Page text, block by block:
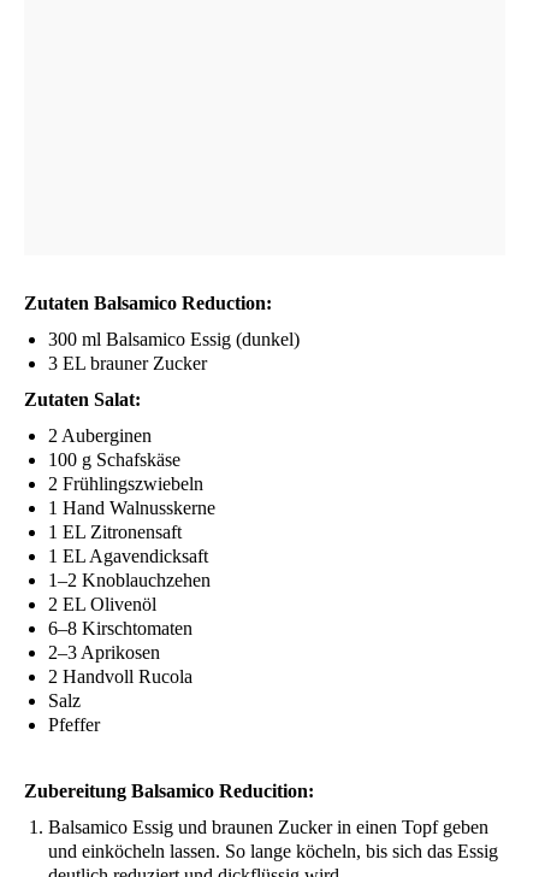
Zuta­ten Bal­sa­mi­co Reduction:
300 ml Bal­sa­mi­co Essig (dun­kel)
3 EL brau­ner Zucker
Zuta­ten Salat:
2 Auber­gi­nen
100 g Schafskäse
2 Früh­lings­zwie­beln
1 Hand Walnusskerne
1 EL Zitronensaft
1 EL Agavendicksaft
1–2 Knob­lauch­ze­hen
2 EL Olivenöl
6–8 Kirsch­to­ma­ten
2–3 Apri­ko­sen
2 Hand­voll Rucola
Salz
Pfef­fer
Zube­rei­tung Bal­sa­mi­co Reducition:
Bal­sa­mi­co Essig und brau­nen Zucker in einen Topf geben
und ein­kö­cheln las­sen. So lan­ge köcheln, bis sich das Essig